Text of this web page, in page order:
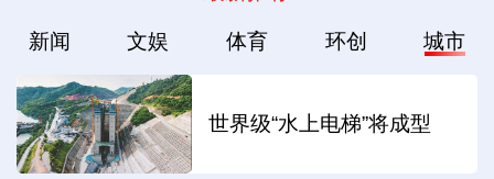
新闻 文娱 体育 环创 城市
世界级“水上电梯”将成型